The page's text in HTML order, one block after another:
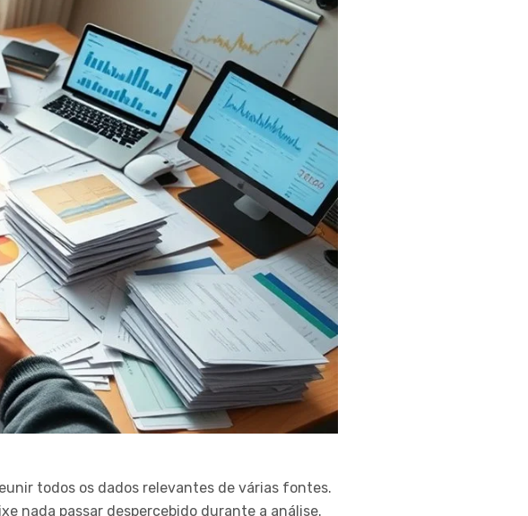
todos os dados relevantes de várias fontes.
nada passar despercebido durante a análise.